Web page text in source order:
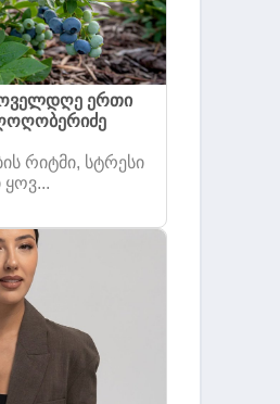
ერთი
რიტმი, სტრესი